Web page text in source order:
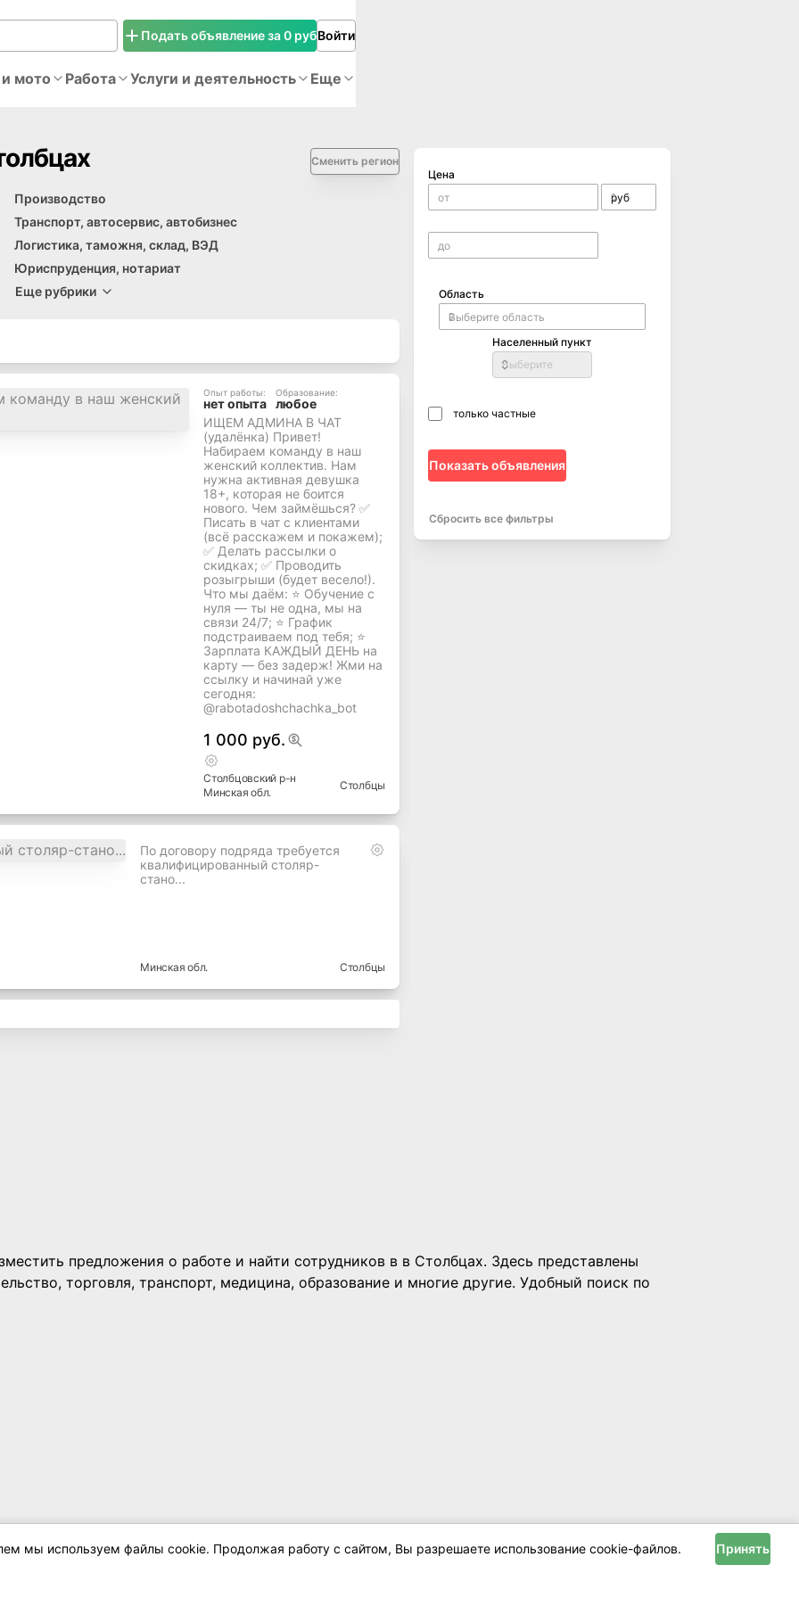
Подать объявление за 0 рубВойти
мото Работа Услуги и деятельность Еще
Сменить регион
Производство
Транспорт, автосервис, автобизнеc
Логистика, таможня, склад, ВЭД
Юриспруденция, нотариат
Еще рубрики
Опыт работы:
нет опыта
Образование:
любое
ИЩЕМ АДМИНА В ЧАТ
(удалёнка) Привет!
Набираем команду в наш
женский коллектив. Нам
нужна активная девушка
18+, которая не боится
нового. Чем займёшься? ✅
Писать в чат с клиентами
(всё расскажем и покажем);
✅ Делать рассылки о
скидках; ✅ Проводить
розыгрыши (будет весело!).
Что мы даём: ⭐ Обучение с
нуля — ты не одна, мы на
связи 24/7; ⭐ График
подстраиваем под тебя; ⭐
Зарплата КАЖДЫЙ ДЕНЬ на
карту — без задерж! Жми на
ссылку и начинай уже
сегодня:
@rabotadoshchachka_bot
1 000 руб.
Столбцовский р-н
Минская обл.
Столбцы
По договору подряда требуется
квалифицированный столяр-
стано...
Минская обл. Столбцы
Цена
Область
Населенный пункт
Выберите
только частные
Показать объявления
Сбросить все фильтры
мы используем файлы cookie. Продолжая работу с сайтом, Вы разрешаете использование cookie-файлов. Принять